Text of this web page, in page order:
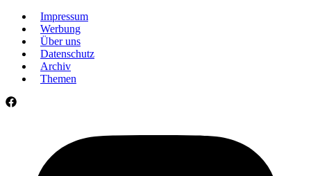
Impressum
Werbung
Über uns
Datenschutz
Archiv
Themen